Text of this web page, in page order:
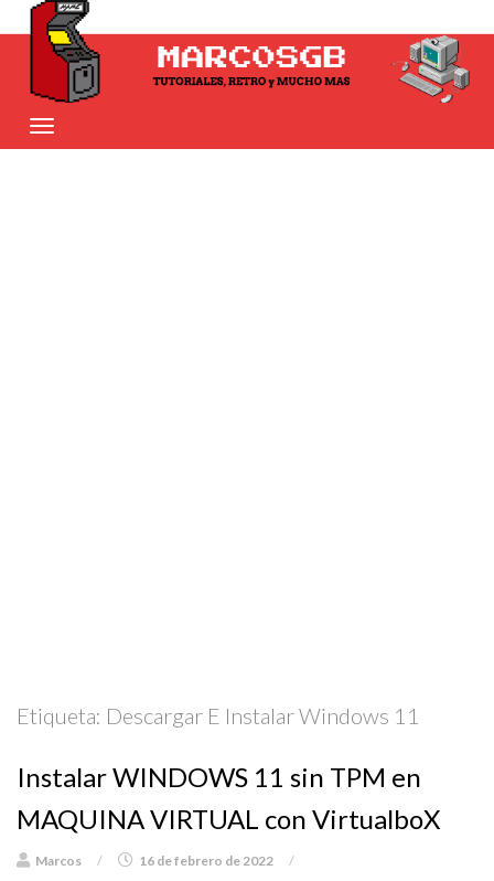
Etiqueta: Descargar E Instalar Windows 11
Instalar WINDOWS 11 sin TPM en
MAQUINA VIRTUAL con VirtualboX
Marcos / 16 de febrero de 2022 /